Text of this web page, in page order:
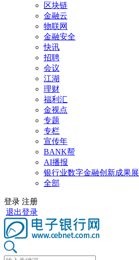
区块链
金融云
物联网
金融安全
快讯
招聘
会议
江湖
理财
福利汇
金视点
专题
专栏
宣传年
BANK帮
AI播报
银行业数字金融创新成果展
全部
登录 注册
退出登录